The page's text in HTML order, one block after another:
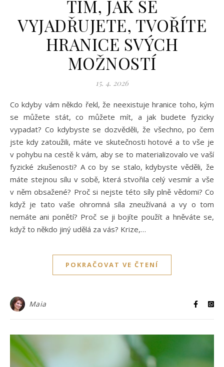
TÍM, JAK SE
VYJADŘUJETE, TVOŘÍTE
HRANICE SVÝCH
MOŽNOSTÍ
15. 4. 2026
Co kdyby vám někdo řekl, že neexistuje hranice toho, kým
se můžete stát, co můžete mít, a jak budete fyzicky
vypadat? Co kdybyste se dozvěděli, že všechno, po čem
jste kdy zatoužili, máte ve skutečnosti hotové a to vše je
v pohybu na cestě k vám, aby se to materializovalo ve vaší
fyzické zkušenosti? A co by se stalo, kdybyste věděli, že
máte stejnou sílu v sobě, která stvořila celý vesmír a vše
v něm obsažené? Proč si nejste této síly plně vědomi? Co
když je tato vaše ohromná síla zneužívaná a vy o tom
nemáte ani ponětí? Proč se ji bojíte použít a hněváte se,
když to někdo jiný udělá za vás? Krize,…
POKRAČOVAT VE ČTENÍ
Maia